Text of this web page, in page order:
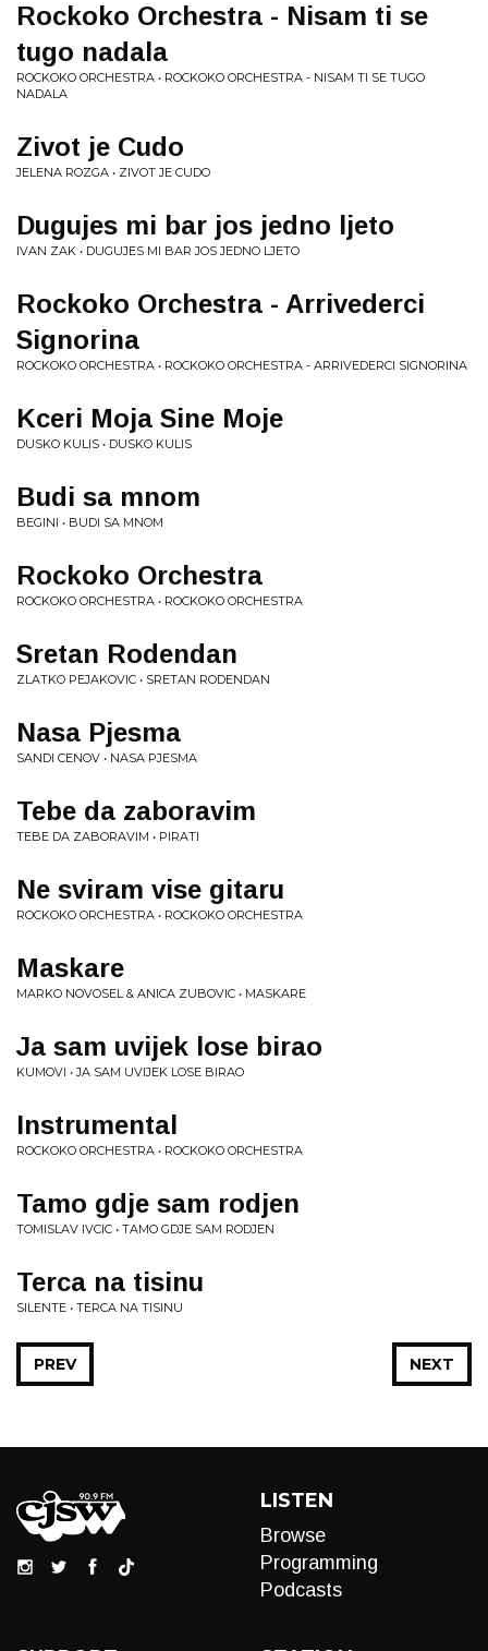
Rockoko Orchestra - Nisam ti se
tugo nadala
ROCKOKO ORCHESTRA • ROCKOKO ORCHESTRA - NISAM TI SE TUGO
NADALA
Zivot je Cudo
JELENA ROZGA • ZIVOT JE CUDO
Dugujes mi bar jos jedno ljeto
IVAN ZAK • DUGUJES MI BAR JOS JEDNO LJETO
Rockoko Orchestra - Arrivederci
Signorina
ROCKOKO ORCHESTRA • ROCKOKO ORCHESTRA - ARRIVEDERCI SIGNORINA
Kceri Moja Sine Moje
DUSKO KULIS • DUSKO KULIS
Budi sa mnom
BEGINI • BUDI SA MNOM
Rockoko Orchestra
ROCKOKO ORCHESTRA • ROCKOKO ORCHESTRA
Sretan Rodendan
ZLATKO PEJAKOVIC • SRETAN RODENDAN
Nasa Pjesma
SANDI CENOV • NASA PJESMA
Tebe da zaboravim
TEBE DA ZABORAVIM • PIRATI
Ne sviram vise gitaru
ROCKOKO ORCHESTRA • ROCKOKO ORCHESTRA
Maskare
MARKO NOVOSEL & ANICA ZUBOVIC • MASKARE
Ja sam uvijek lose birao
KUMOVI • JA SAM UVIJEK LOSE BIRAO
Instrumental
ROCKOKO ORCHESTRA • ROCKOKO ORCHESTRA
Tamo gdje sam rodjen
TOMISLAV IVCIC • TAMO GDJE SAM RODJEN
Terca na tisinu
SILENTE • TERCA NA TISINU
NEXT
PREV
LISTEN
Browse
Programming
Podcasts